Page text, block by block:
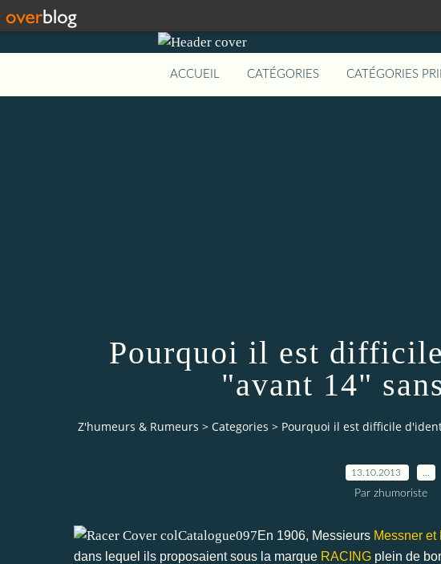
ACCUEIL CATÉGORIES CATÉGORIES
Pourquoi il est
"avant 14"
Z'humeurs & Rumeurs > Categories > Pourquoi il est difficile
13.10.2013
Par zhumoriste
En 1906, Messieurs Messner et
dans lequel ils proposaient sous la marque RACING plein de